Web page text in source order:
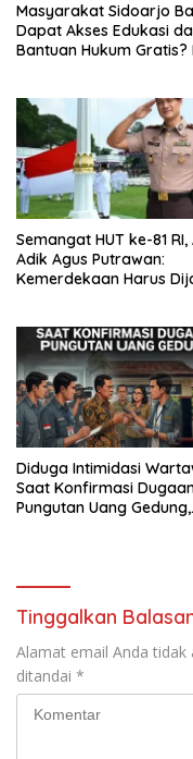
Masyarakat Sidoarjo
Dapat Akses Edukasi
Bantuan Hukum Gratis?
Semangat HUT ke-81 RI,
Adik Agus Putrawan:
Kemerdekaan Harus
Diduga Intimidasi
Saat Konfirmasi
Pungutan Uang Gedung,
Tinggalkan
Alamat email Anda tidak
ditandai *